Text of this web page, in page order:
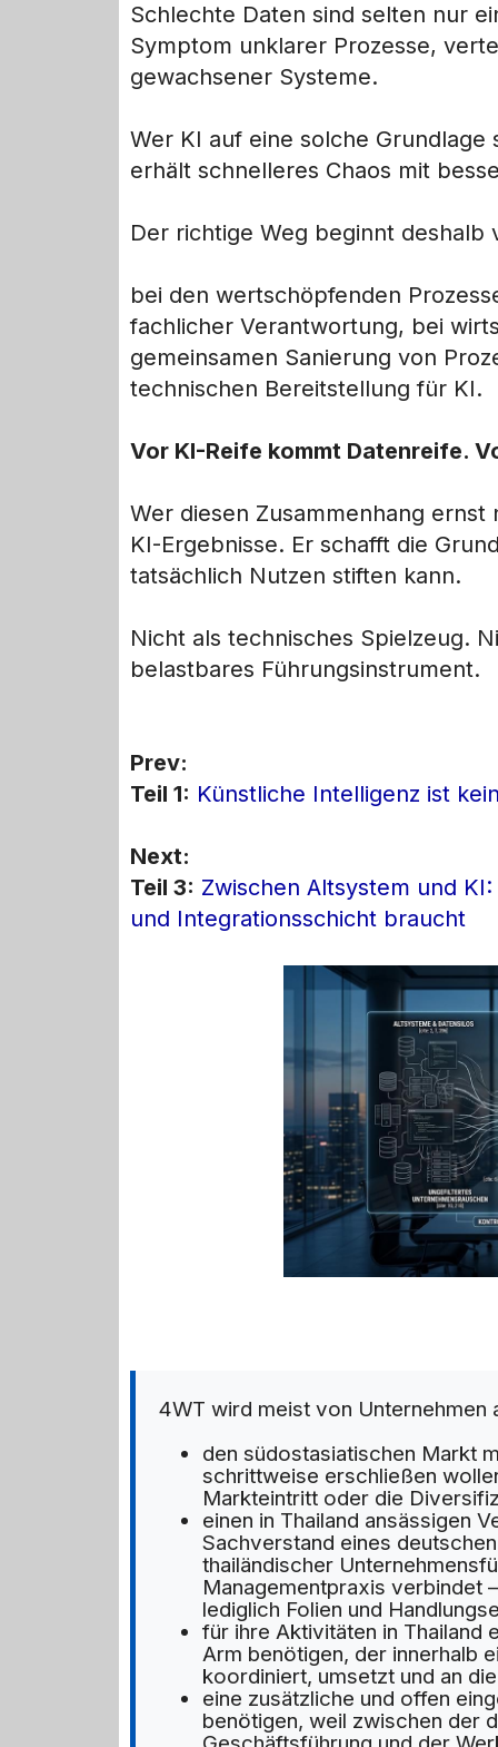
Schlechte Daten sind selten nur
Symptom unklarer Prozesse,
gewachsener Systeme.
Wer KI auf eine solche
erhält schnelleres Chaos mit
Der richtige Weg beginnt deshalb
bei den wertschöpfenden
fachlicher Verantwortung, bei
gemeinsamen Sanierung von
technischen Bereitstellung für KI.
Vor KI-Reife kommt Datenreife.
Wer diesen Zusammenhang
KI-Ergebnisse. Er schafft die
tatsächlich Nutzen stiften kann.
Nicht als technisches Spielzeug.
belastbares Führungsinstrument.
Prev:
Teil 1: Künstliche Intelligenz ist
Next:
Teil 3: Zwischen Altsystem und
und Integrationsschicht braucht
4WT wird meist von Unternehmen
den südostasiatischen Markt
schrittweise erschließen
Markteintritt oder die
einen in Thailand ansässigen
Sachverstand eines
thailändischer
Managementpraxis verbindet
lediglich Folien und
für ihre Aktivitäten in Thailand
Arm benötigen, der innerhalb
koordiniert, umsetzt und an
eine zusätzliche und offen
benötigen, weil zwischen der